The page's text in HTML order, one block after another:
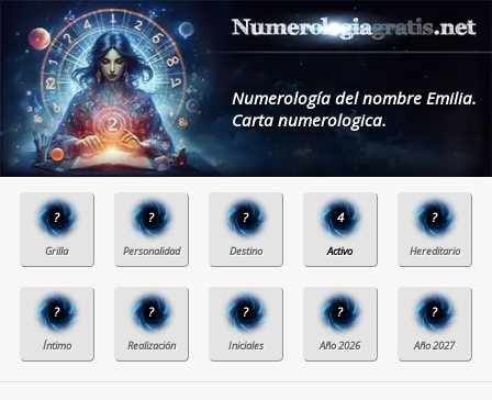
Numerología del nombre Emilia.
Carta numerologica.
? ? ? 4 ?
? ? ? ? ?